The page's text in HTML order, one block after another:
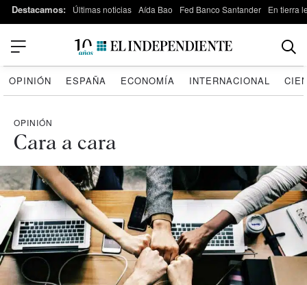
Destacamos: Últimas noticias Aída Bao Fed Banco Santander En tierra
OPINIÓN ESPAÑA ECONOMÍA INTERNACIONAL
OPINIÓN
Cara a cara